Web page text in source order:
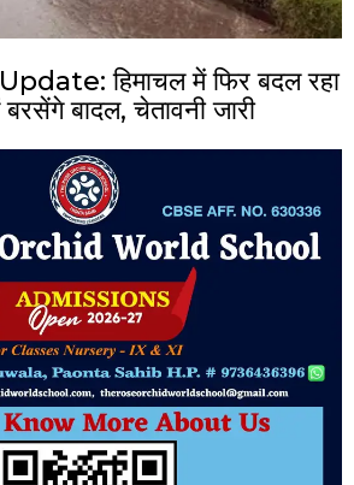
हिमाचल में फिर बदल रहा
बादल, चेतावनी जारी